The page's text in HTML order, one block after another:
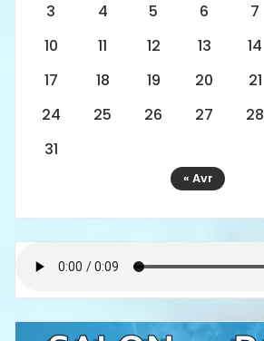
3
4 5 6 7
10
11 12 13 14
17
18 19 20 21
24
25 26 27 28
31
« Avr